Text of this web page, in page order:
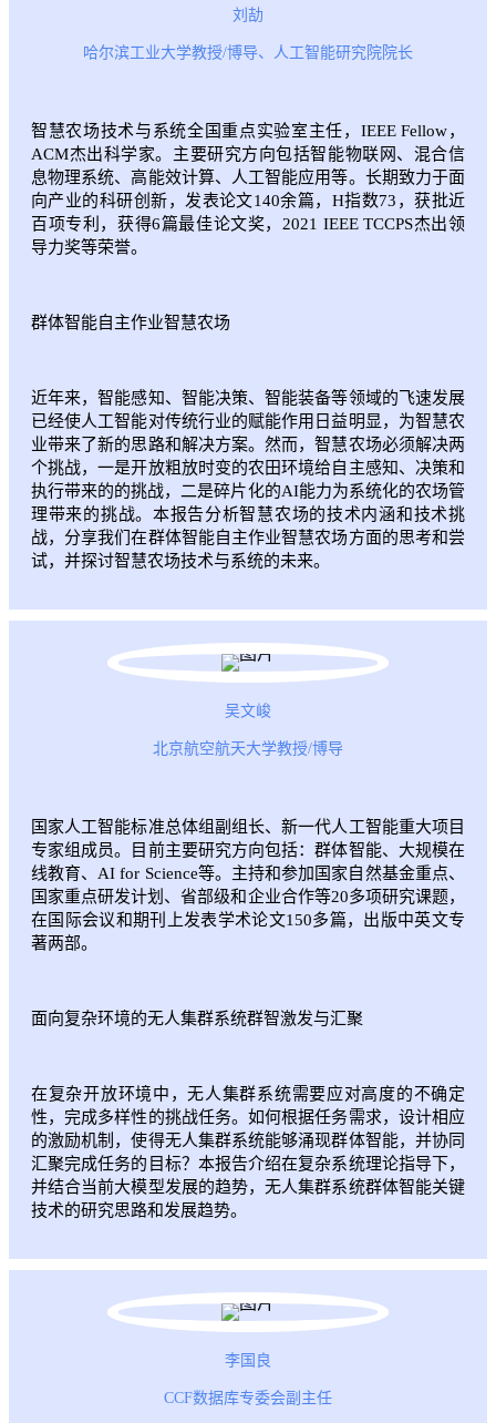
刘劼
哈尔滨工业大学教授/博导、人工智能研究院院长
智慧农场技术与系统全国重点实验室主任，IEEE Fellow，
ACM杰出科学家。主要研究方向包括智能物联网、混合信
息物理系统、高能效计算、人工智能应用等。长期致力于面
向产业的科研创新，发表论文140余篇，H指数73，获批近
百项专利，获得6篇最佳论文奖，2021 IEEE TCCPS杰出领
导力奖等荣誉。
群体智能自主作业智慧农场
近年来，智能感知、智能决策、智能装备等领域的飞速发展
已经使人工智能对传统行业的赋能作用日益明显，为智慧农
业带来了新的思路和解决方案。然而，智慧农场必须解决两
个挑战，一是开放粗放时变的农田环境给自主感知、决策和
执行带来的的挑战，二是碎片化的AI能力为系统化的农场管
理带来的挑战。本报告分析智慧农场的技术内涵和技术挑
战，分享我们在群体智能自主作业智慧农场方面的思考和尝
试，并探讨智慧农场技术与系统的未来。
吴文峻
北京航空航天大学教授/博导
国家人工智能标准总体组副组长、新一代人工智能重大项目
专家组成员。目前主要研究方向包括：群体智能、大规模在
线教育、AI for Science等。主持和参加国家自然基金重点、
国家重点研发计划、省部级和企业合作等20多项研究课题，
在国际会议和期刊上发表学术论文150多篇，出版中英文专
著两部。
面向复杂环境的无人集群系统群智激发与汇聚
在复杂开放环境中，无人集群系统需要应对高度的不确定
性，完成多样性的挑战任务。如何根据任务需求，设计相应
的激励机制，使得无人集群系统能够涌现群体智能，并协同
汇聚完成任务的目标？本报告介绍在复杂系统理论指导下，
并结合当前大模型发展的趋势，无人集群系统群体智能关键
技术的研究思路和发展趋势。
李国良
CCF数据库专委会副主任